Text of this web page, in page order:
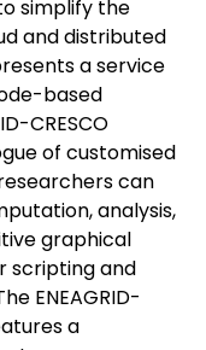
simplify the
and distributed
a service
based
CRESCO
of customised
can
analysis,
graphical
scripting and
ENEAGRID-
a